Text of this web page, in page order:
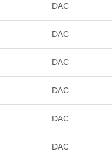
DAC
DAC
DAC
DAC
DAC
DAC